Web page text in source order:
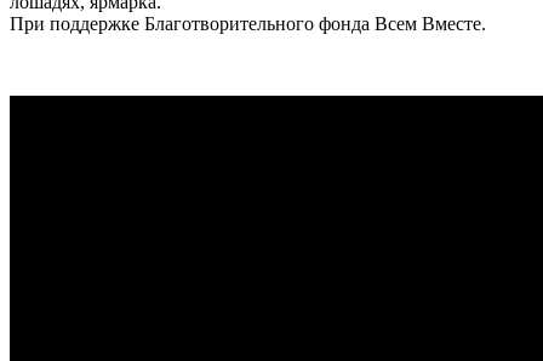
При поддержке Благотворительного фонда Всем Вместе.